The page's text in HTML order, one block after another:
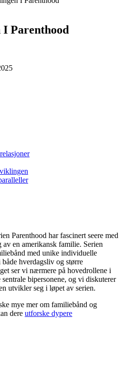
I Parenthood
Parenthood har fascinert seere med
en amerikansk familie. Serien
med unike individuelle
hverdagsliv og større
ser vi nærmere på hovedrollene i
bipersonene, og vi diskuterer
utvikler seg i løpet av serien.
mye mer om familiebånd og
dere utforske dypere